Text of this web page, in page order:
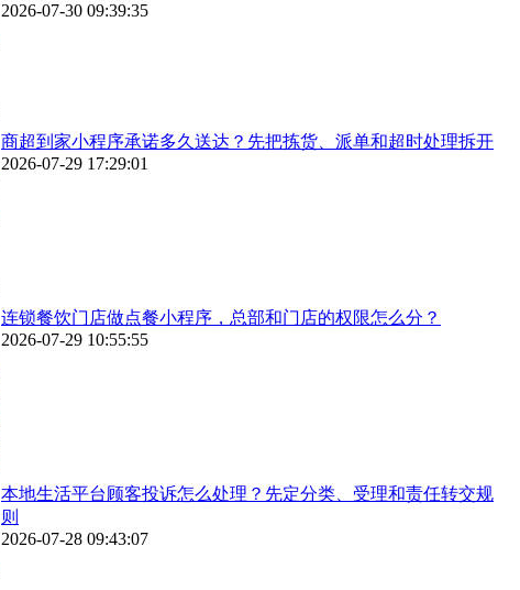
2026-07-30 09:39:35
商超到家小程序承诺多久送达？先把拣货、派单和超时处理拆开
2026-07-29 17:29:01
连锁餐饮门店做点餐小程序，总部和门店的权限怎么分？
2026-07-29 10:55:55
本地生活平台顾客投诉怎么处理？先定分类、受理和责任转交规
则
2026-07-28 09:43:07